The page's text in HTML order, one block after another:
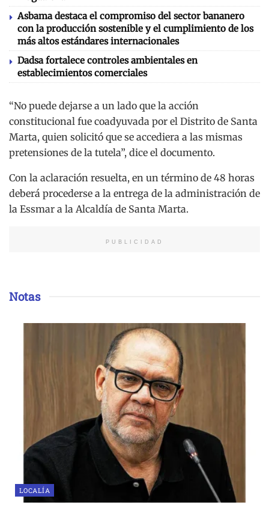
Asbama destaca el compromiso del sector bananero
con la producción sostenible y el cumplimiento de los
más altos estándares internacionales
Dadsa fortalece controles ambientales en
establecimientos comerciales
“No puede dejarse a un lado que la acción
constitucional fue coadyuvada por el Distrito de Santa
Marta, quien solicitó que se accediera a las mismas
pretensiones de la tutela”, dice el documento.
Con la aclaración resuelta, en un término de 48 horas
deberá procederse a la entrega de la administración de
la Essmar a la Alcaldía de Santa Marta.
PUBLICIDAD
Notas
LOCALÍA